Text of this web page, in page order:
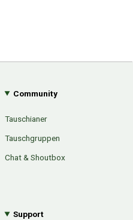
Community
Tauschianer
Tauschgruppen
Chat & Shoutbox
Support